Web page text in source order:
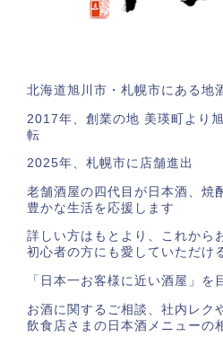
北海道旭川市・札幌市にある地
2017年、創業の地 美瑛町より
転
2025年、札幌市に店舗進出
老舗酒屋の四代目が日本酒、焼
豊かな生活を応援します
詳しい方はもとより、これから
初心者の方にも愛していただけ
「日本一お客様に近い酒屋」を
お酒に関するご相談、社内レク
飲食店さまの日本酒メニューの